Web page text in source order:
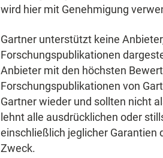
wird hier mit Genehmigung
Gartner unterstützt keine
Forschungspublikationen
Anbieter mit den höchsten
Forschungspublikationen von
Gartner wieder und sollten nicht
lehnt alle ausdrücklichen oder
einschließlich jeglicher
Zweck.